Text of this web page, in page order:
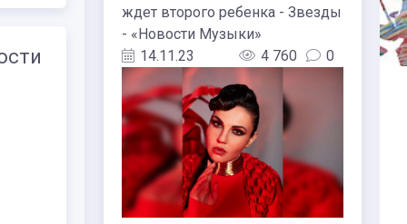
ждет второго ребенка - Звезды
- «Новости Музыки»
14.11.23
4 760 0